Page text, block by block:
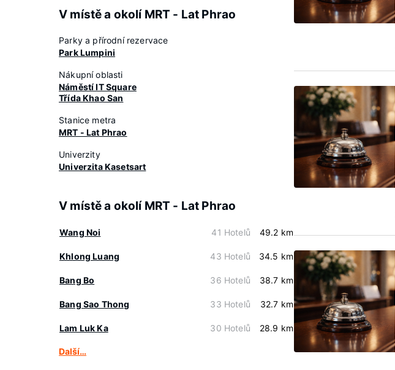
V místě a okolí MRT - Lat Phrao
Parky a přírodní rezervace
Park Lumpini
Nákupní oblasti
Náměstí IT Square
Třída Khao San
Stanice metra
MRT - Lat Phrao
Univerzity
Univerzita Kasetsart
V místě a okolí MRT - Lat Phrao
Wang Noi 41 Hotelů 49.2 km
Khlong Luang 43 Hotelů 34.5 km
Bang Bo 36 Hotelů 38.7 km
Bang Sao Thong 33 Hotelů 32.7 km
Lam Luk Ka 30 Hotelů 28.9 km
Další…